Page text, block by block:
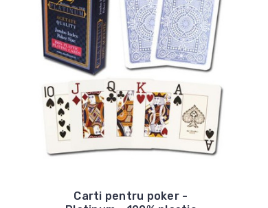
Carti pentru poker -